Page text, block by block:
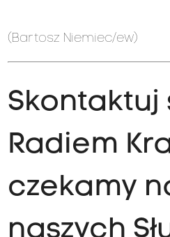
(Bartosz Niemiec/ew)
Skontaktuj
Radiem
czekamy
naszych